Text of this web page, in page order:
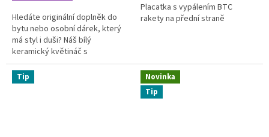
Hledáte originální doplněk do
bytu nebo osobní dárek, který
má styl i duši? Náš bílý
keramický květináč s
gravírováním je ideální volbou.
Nápis -,, Děkuji, že mi
pomáháte...
5
hvězdiček.
Placatka s vypálením BTC
rakety na přední straně
Tip
Novinka
Tip